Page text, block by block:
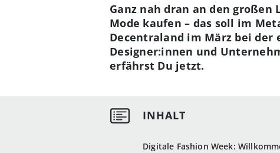
Digitale Fashion Week:
Ganz nah dran an den
Mode kaufen – das soll im
Decentraland im März bei der
Designer:innen und
erfährst Du jetzt.